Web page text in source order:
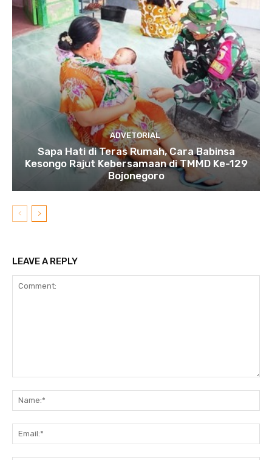
ADVETORIAL
Sapa Hati di Teras Rumah, Cara Babinsa
Kesongo Rajut Kebersamaan di TMMD Ke-129
Bojonegoro
LEAVE A REPLY